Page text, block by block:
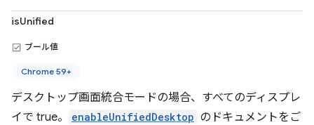
isUnified
ブール値
Chrome 59+
デスクトップ画面統合モードの場合、すべてのディスプレ
イで true。
enableUnifiedDesktop のドキュメントをご